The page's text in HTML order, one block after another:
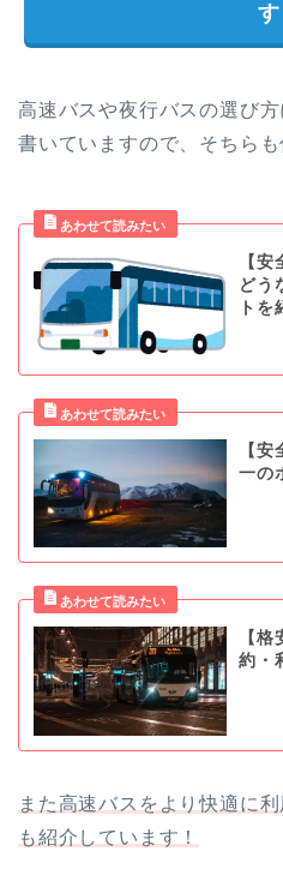
す
高速バスや夜行バスの選び
書いていますので、そちらも
【
どう
トを
【
一の
【
約・
また高速バスをより快適に
も紹介しています！